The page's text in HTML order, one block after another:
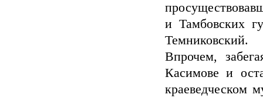
и Тамбовских
Темниковский.
Впрочем,
Касимове и
краеведческом